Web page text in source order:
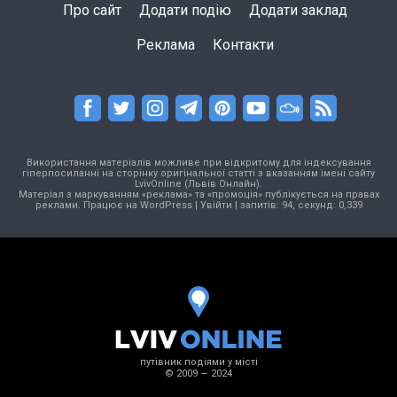
Про сайт Додати подію Додати заклад
Реклама Контакти
Використання матеріалів можливе при відкритому для індексування
гіперпосиланні на сторінку оригінальної статті з вказанням імені сайту
LvivOnline (Львів Онлайн).
Матеріал з маркуванням «реклама» та «промоція» публікується на правах
реклами. Працює на WordPress| Увійти | запитів: 94, секунд: 0,339
путівник подіями у місті
© 2009 — 2024